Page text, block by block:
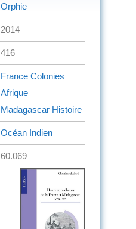
Orphie
2014
416
France Colonies
Afrique
Madagascar Histoire
Océan Indien
60.069